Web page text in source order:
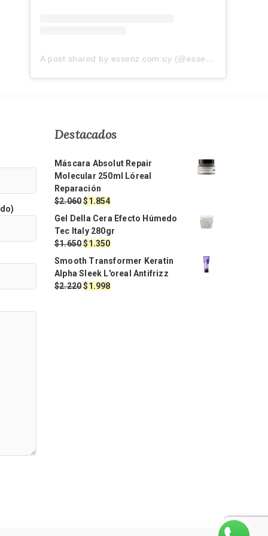
A post shared by essenz.com.uy (@essenz.com.uy)
Destacados
Máscara Absolut Repair
Molecular 250ml Lóreal
Reparación
$2.060El
precio
original
era:
$2.060.
$1.854El
precio
es:
$1.854.
Gel Della Cera Efecto Húmedo
Tec Italy 280gr
$1.650El
precio
original
era:
$1.650.
$1.350El
precio
actual
es:
$1.350.
Smooth Transformer Keratin
Alpha Sleek L'oreal Antifrizz
$2.220El
$1.998El